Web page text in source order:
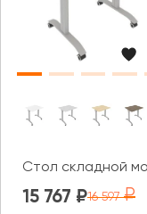
Стол складной
15 767 16 597